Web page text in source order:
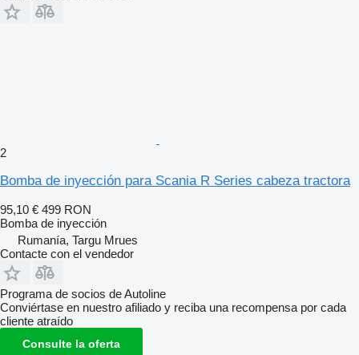
2
Bomba de inyección para Scania R Series cabeza tractora
95,10 € 499 RON
Bomba de inyección
Rumanía, Targu Mrues
Contacte con el vendedor
Programa de socios de Autoline
Conviértase en nuestro afiliado y reciba una recompensa por cada
cliente atraído
Consulte la oferta